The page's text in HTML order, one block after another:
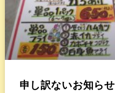
申し訳ないお知らせ